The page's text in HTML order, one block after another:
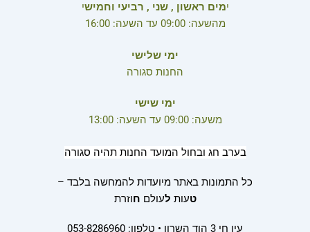
ימים ראשון , שני , רביעי וחמישי
מהשעה: 09:00 עד השעה: 16:00
ימי שלישי
החנות סגורה
ימי שישי
משעה: 09:00 עד השעה: 13:00
בערב חג ובחול המועד החנות תהיה סגורה
כל התמונות באתר מיועדות להמחשה בלבד –
טעות לעולם חוזרת
עין חי 3 הוד השרון • טלפון: 053-8286960